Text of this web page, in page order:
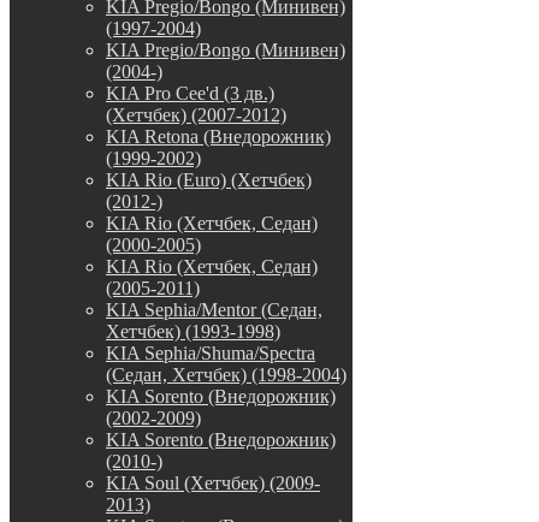
KIA Pregio/Bongo (Минивен)
(1997-2004)
KIA Pregio/Bongo (Минивен)
(2004-)
KIA Pro Cee'd (3 дв.)
(Хетчбек) (2007-2012)
KIA Retona (Внедорожник)
(1999-2002)
KIA Rio (Euro) (Хетчбек)
(2012-)
KIA Rio (Хетчбек, Седан)
(2000-2005)
KIA Rio (Хетчбек, Седан)
(2005-2011)
KIA Sephia/Mentor (Седан,
Хетчбек) (1993-1998)
KIA Sephia/Shuma/Spectra
(Седан, Хетчбек) (1998-2004)
KIA Sorento (Внедорожник)
(2002-2009)
KIA Sorento (Внедорожник)
(2010-)
KIA Soul (Хетчбек) (2009-
2013)